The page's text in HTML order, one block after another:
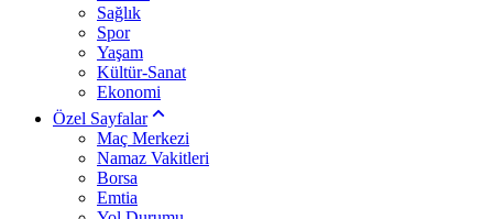
Sağlık
Spor
Yaşam
Kültür-Sanat
Ekonomi
Özel Sayfalar
Maç Merkezi
Namaz Vakitleri
Borsa
Emtia